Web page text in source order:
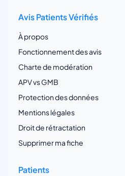
Avis Patients Vérifiés
À propos
Fonctionnement des avis
Charte de modération
APV vs GMB
Protection des données
Mentions légales
Droit de rétractation
Supprimer ma fiche
Patients